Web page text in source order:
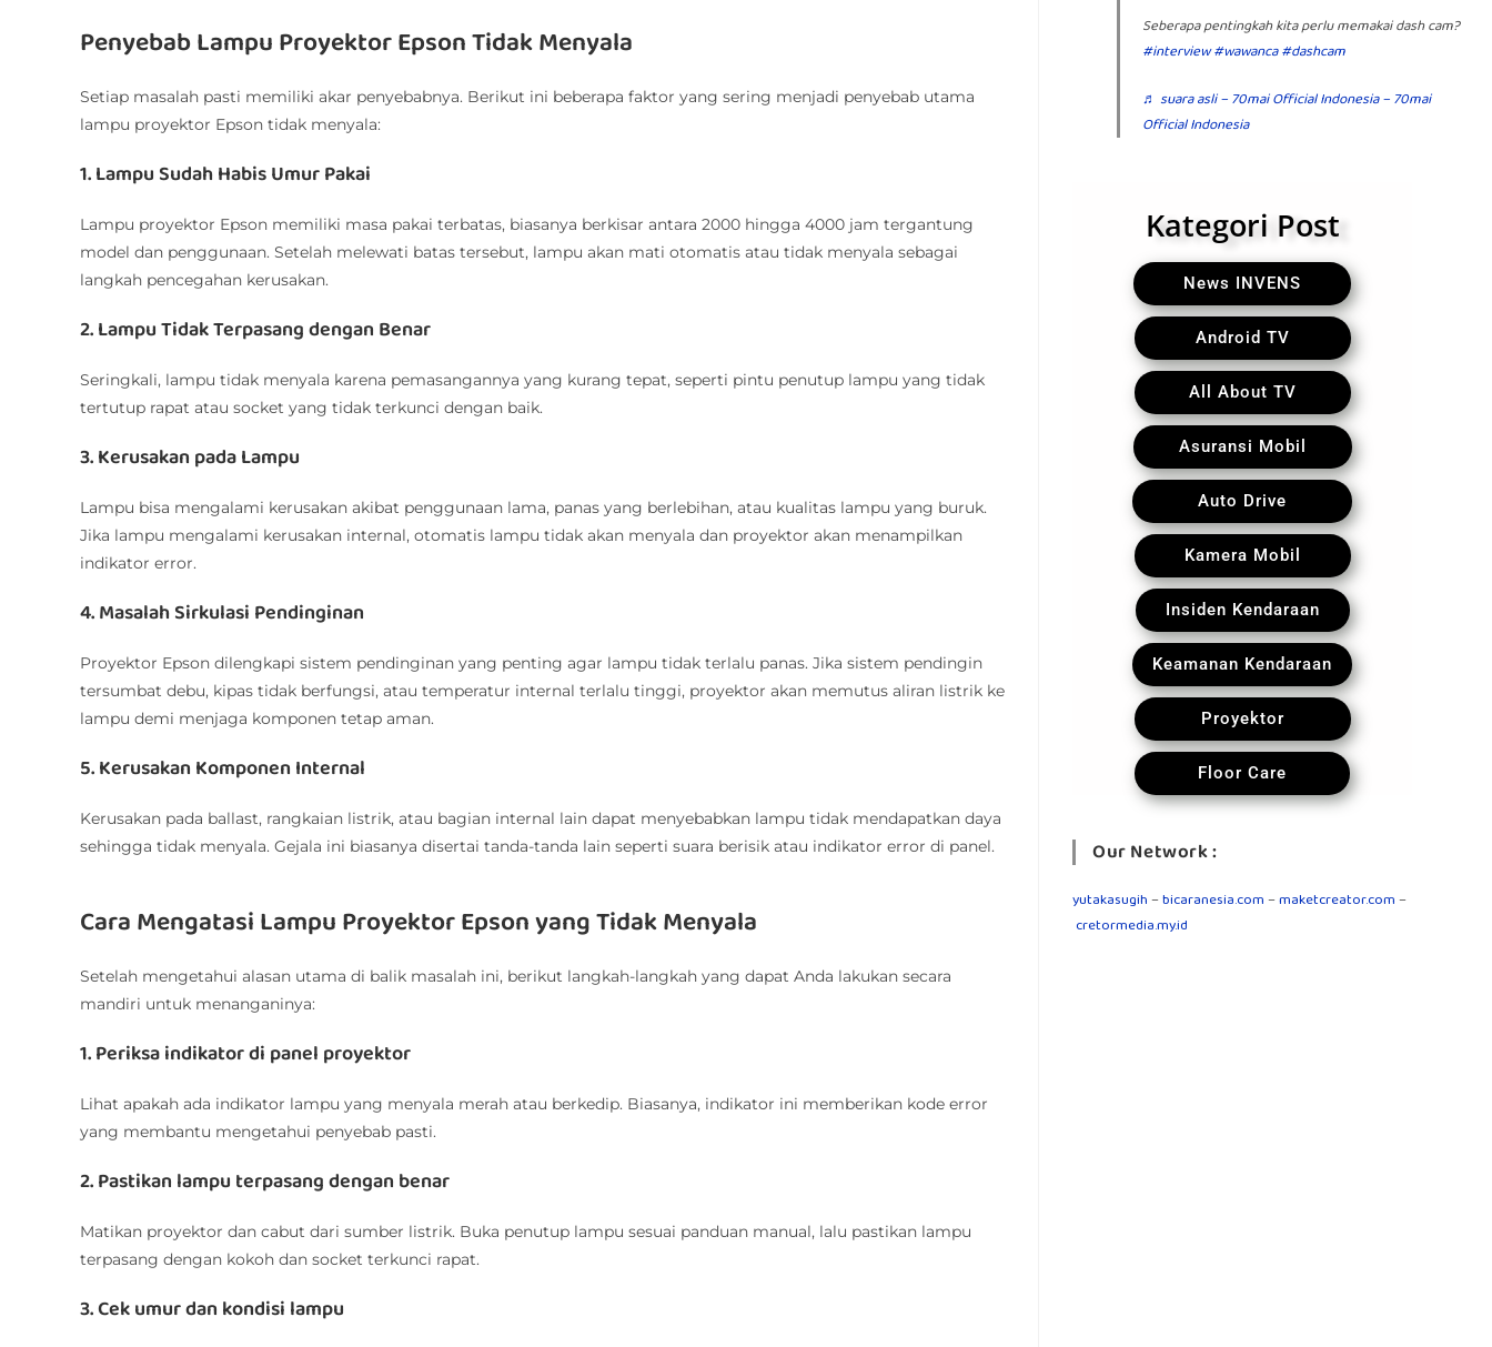
Penyebab Lampu Proyektor Epson Tidak Menyala
Setiap masalah pasti memiliki akar penyebabnya. Berikut ini beberapa faktor yang sering menjadi penyebab utama
lampu proyektor Epson tidak menyala:
1. Lampu Sudah Habis Umur Pakai
Lampu proyektor Epson memiliki masa pakai terbatas, biasanya berkisar antara 2000 hingga 4000 jam tergantung
model dan penggunaan. Setelah melewati batas tersebut, lampu akan mati otomatis atau tidak menyala sebagai
langkah pencegahan kerusakan.
2. Lampu Tidak Terpasang dengan Benar
Seringkali, lampu tidak menyala karena pemasangannya yang kurang tepat, seperti pintu penutup lampu yang tidak
tertutup rapat atau socket yang tidak terkunci dengan baik.
3. Kerusakan pada Lampu
Lampu bisa mengalami kerusakan akibat penggunaan lama, panas yang berlebihan, atau kualitas lampu yang buruk.
Jika lampu mengalami kerusakan internal, otomatis lampu tidak akan menyala dan proyektor akan menampilkan
indikator error.
4. Masalah Sirkulasi Pendinginan
Proyektor Epson dilengkapi sistem pendinginan yang penting agar lampu tidak terlalu panas. Jika sistem pendingin
tersumbat debu, kipas tidak berfungsi, atau temperatur internal terlalu tinggi, proyektor akan memutus aliran listrik ke
lampu demi menjaga komponen tetap aman.
5. Kerusakan Komponen Internal
Kerusakan pada ballast, rangkaian listrik, atau bagian internal lain dapat menyebabkan lampu tidak mendapatkan daya
sehingga tidak menyala. Gejala ini biasanya disertai tanda-tanda lain seperti suara berisik atau indikator error di panel.
Cara Mengatasi Lampu Proyektor Epson yang Tidak Menyala
Setelah mengetahui alasan utama di balik masalah ini, berikut langkah-langkah yang dapat Anda lakukan secara
mandiri untuk menanganinya:
1. Periksa indikator di panel proyektor
Lihat apakah ada indikator lampu yang menyala merah atau berkedip. Biasanya, indikator ini memberikan kode error
yang membantu mengetahui penyebab pasti.
2. Pastikan lampu terpasang dengan benar
Matikan proyektor dan cabut dari sumber listrik. Buka penutup lampu sesuai panduan manual, lalu pastikan lampu
terpasang dengan kokoh dan socket terkunci rapat.
3. Cek umur dan kondisi lampu
Seberapa pentingkah kita perlu memakai dash cam?
#interview#wawanca#dashcam
♬ suara asli – 70mai Official Indonesia – 70mai
Official Indonesia
Kategori Post
News INVENS
Android TV
All About TV
Asuransi Mobil
Auto Drive
Kamera Mobil
Insiden Kendaraan
Keamanan Kendaraan
Proyektor
Floor Care
Our Network :
yutakasugih–bicaranesia.com–maketcreator.com–
cretormedia.my.id